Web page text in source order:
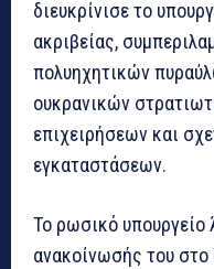
διευκρίνισε το
ακριβείας,
πολυηχητικών
ουκρανικών
επιχειρήσεων και
εγκαταστάσεων.
Το ρωσικό υπουργείο
ανακοίνωσής του στο